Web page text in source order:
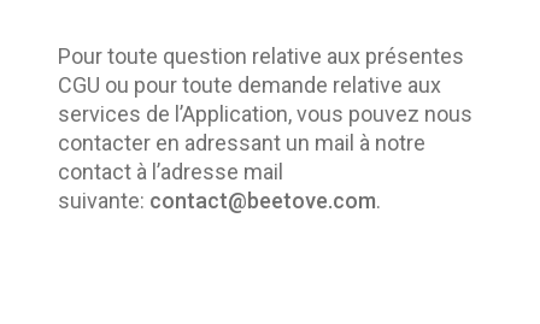
Pour toute question relative aux présentes
CGU ou pour toute demande relative aux
services de l’Application, vous pouvez nous
contacter en adressant un mail à notre
contact à l’adresse mail
suivante: contact@beetove.com.